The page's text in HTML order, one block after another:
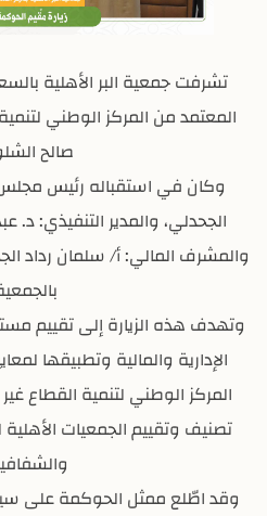
تشرفت جمعية البر الأهلية
المعتمد من المركز الوطني
صالح
وكان في استقباله رئيس مجلس
الجحدلي، والمدير التنفيذي: د.
والمشرف المالي: أ/ سلمان رداد
وتهدف هذه الزيارة إلى تقييم
الإدارية والمالية وتطبيقها
المركز الوطني لتنمية القطاع
تصنيف وتقييم الجمعيات
وقد اطّلع ممثل الحوكمة على